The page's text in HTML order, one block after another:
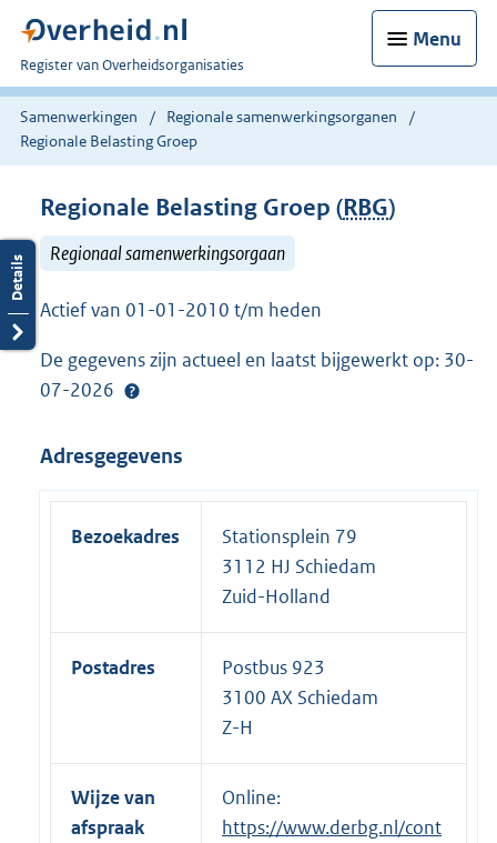
Menu
U
bent
nu
hier:
Register van Overheidsorganisaties
Samenwerkingen
Regionale samenwerkingsorganen
Regionale Belasting Groep
Regionale Belasting Groep (RBG)
Regionaal samenwerkingsorgaan
Actief van 01-01-2010 t/m heden
De gegevens zijn actueel en laatst bijgewerkt op: 30-
07-2026
Adresgegevens
Bezoekadres
Stationsplein 79
3112 HJ Schiedam
Zuid-Holland
Postadres
Postbus 923
3100 AX Schiedam
Z-H
Wijze van
afspraak
Online:
x
https://www.derbg.nl/cont